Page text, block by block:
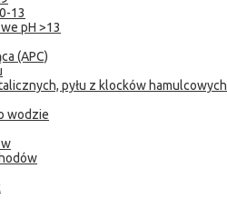
13
pH >13
(APC)
pyłu z klocków hamulcowych
wodzie